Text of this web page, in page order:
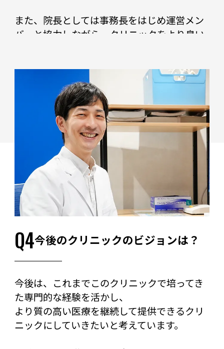
また、院長としては事務長をはじめ運営メン
バーと協力しながら、クリニックをより良い
Q4今後のクリニックのビジョンは？
今後は、これまでこのクリニックで培ってき
た専門的な経験を活かし、
より質の高い医療を継続して提供できるクリ
ニックにしていきたいと考えています。